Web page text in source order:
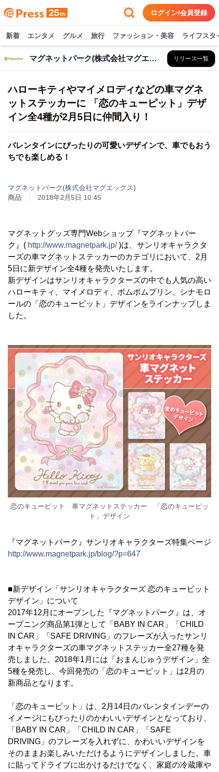
ログイン/会員登録
新着 エンタメ グルメ 旅行 ファッション・美容 ライフスタ
マグネットパーク(株式会社マグエックス) リリース一覧
ハローキティやマイメロディなどの車マグネ
ットステッカーに 「恋のキューピット」デザ
イン全4種が2月5日に仲間入り！
バレンタインにぴったりの可愛いデザインで、車でもおう
ちでも楽しめる！
マグネットパーク(株式会社マグエックス)
商品
2018年2月5日 10:45
マグネットグッズ専門Webショップ『マグネットパー
ク』( http://www.magnetpark.jp/)は、サンリオキャラクタ
ーズの車マグネットステッカーのカテゴリにおいて、2月
5日に新デザイン全4種を発売いたします。
新デザインはサンリオキャラクターズの中でも人気の高い
ハローキティ、マイメロディ、ポムポムプリン、シナモロ
ールの「恋のキューピット」デザインをラインナップしま
した。
恋のキューピット 車マグネットステッカー 「恋のキューピッ
ト」デザイン
『マグネットパーク』サンリオキャラクターズ特集ページ
http://www.magnetpark.jp/blog/?p=647
■新デザイン「サンリオキャラクターズ 恋のキューピット
デザイン」について
2017年12月にオープンした『マグネットパーク』は、オ
ープニング商品第1弾として「BABY IN CAR」「CHILD
IN CAR」「SAFE DRIVING」のフレーズが入ったサンリ
オキャラクターズの車マグネットステッカー全27種を発
売しました。2018年1月には「おまんじゅうデザイン」全
5種を発売し、今回発売の「恋のキューピット」は2月の
新商品となります。
「恋のキューピット」は、2月14日のバレンタインデーの
イメージにもぴったりのかわいいデザインとなっており、
「BABY IN CAR」「CHILD IN CAR」「SAFE
DRIVING」のフレーズを入れずに、かわいいデザインを
そのままお楽しみいただけるようにデザインしました。車
に貼ってドライブに出かけるだけでなく、家庭の冷蔵庫や